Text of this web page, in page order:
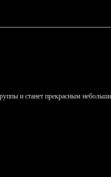
и станет прекрасным